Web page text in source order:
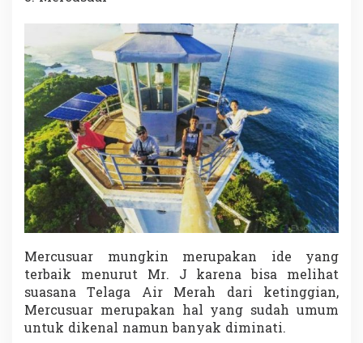
Mercusuar mungkin merupakan ide yang
terbaik menurut Mr. J karena bisa melihat
suasana Telaga Air Merah dari ketinggian,
Mercusuar merupakan hal yang sudah umum
untuk dikenal namun banyak diminati.